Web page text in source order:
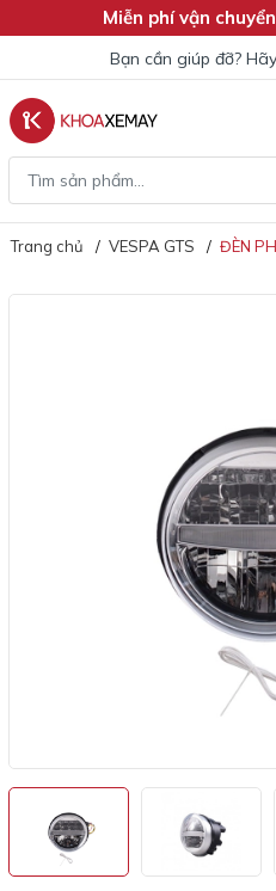
Miễn phí vận chuyển
Bạn cần giúp đỡ?
Trang chủ VESPA GTS ĐÈN